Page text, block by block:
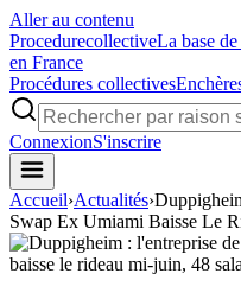
Aller au contenu
ProcedurecollectiveLa base
en France
Procédures collectives
ConnexionS'inscrire
Accueil›Actualités›
Swap Ex Umiami Baisse Le